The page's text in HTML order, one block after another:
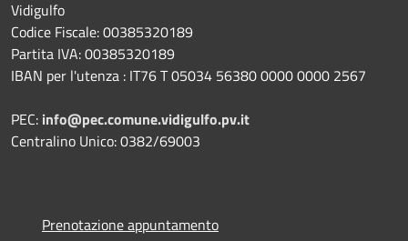
Vidigulfo
Codice Fiscale: 00385320189
Partita IVA: 00385320189
IBAN per l'utenza : IT76 T 05034 56380 0000 0000 2567
PEC: info@pec.comune.vidigulfo.pv.it
Centralino Unico: 0382/69003
Prenotazione appuntamento